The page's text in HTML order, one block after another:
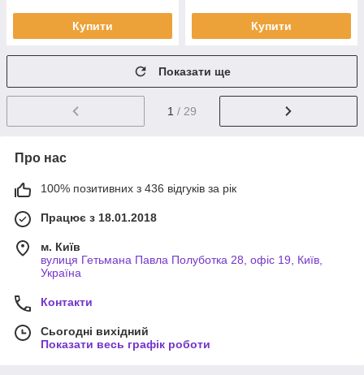
Купити Купити
Показати ще
1 / 29
Про нас
100% позитивних з 436 відгуків за рік
Працює з 18.01.2018
м. Київ
вулиця Гетьмана Павла Полуботка 28, офіс 19, Київ,
Україна
Контакти
Сьогодні вихідний
Показати весь графік роботи